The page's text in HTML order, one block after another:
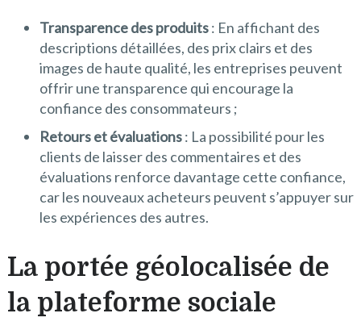
Transparence des produits: En affichant des
descriptions détaillées, des prix clairs et des
images de haute qualité, les entreprises peuvent
offrir une transparence qui encourage la
confiance des consommateurs ;
Retours et évaluations: La possibilité pour les
clients de laisser des commentaires et des
évaluations renforce davantage cette confiance,
car les nouveaux acheteurs peuvent s’appuyer sur
les expériences des autres.
La portée géolocalisée de
la plateforme sociale